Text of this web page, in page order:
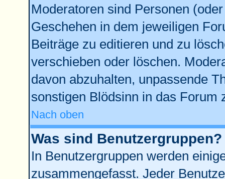
Moderatoren sind Personen
Geschehen in dem jeweiligen
Beiträge zu editieren und zu
verschieben oder löschen.
davon abzuhalten, unpassende
sonstigen Blödsinn in das Forum
Nach oben
Was sind Benutzergruppen?
In Benutzergruppen werden
zusammengefasst. Jeder